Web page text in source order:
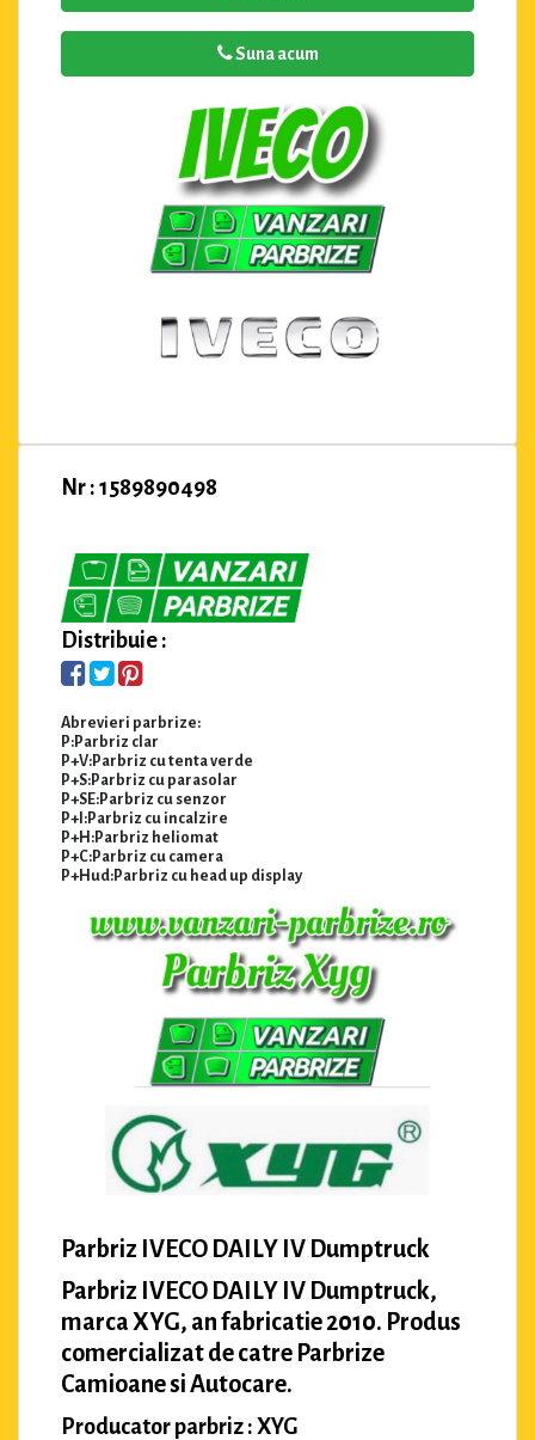
Suna acum
Nr : 1589890498
Distribuie :
Abrevieri parbrize:
P:Parbriz clar
P+V:Parbriz cu tenta verde
P+S:Parbriz cu parasolar
P+SE:Parbriz cu senzor
P+I:Parbriz cu incalzire
P+H:Parbriz heliomat
P+C:Parbriz cu camera
P+Hud:Parbriz cu head up display
Parbriz IVECO DAILY IV Dumptruck
Parbriz IVECO DAILY IV Dumptruck,
marca XYG, an fabricatie 2010. Produs
comercializat de catre Parbrize
Camioane si Autocare.
Producator parbriz : XYG